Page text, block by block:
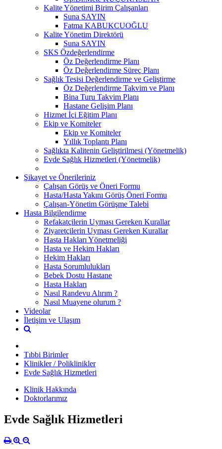
Kalite Yönetimi Birim Çalışanları
Suna SAYIN
Fatma KABUKCUOĞLU
Kalite Yönetim Direktörü
Suna SAYIN
SKS Özdeğerlendirme
Öz Değerlendirme Planı
Öz Değerlendirme Süreç Planı
Sağlık Tesisi Değerlendirme ve Geliştirme
Öz Değerlendirme Takvim ve Planı
Bina Turu Takvim Planı
Hastane Gelişim Planı
Hizmet İçi Eğitim Planı
Ekip ve Komiteler
Ekip ve Komiteler
Yıllık Toplantı Planı
Sağlıkta Kalitenin Geliştirilmesi (Yönetmelik)
Evde Sağlık Hizmetleri (Yönetmelik)
Şikayet ve Önerileriniz
Çalışan Görüş ve Öneri Formu
Hasta/Hasta Yakını Görüş Öneri Formu
Çalışan-Yönetim Görüşme Talebi
Hasta Bilgilendirme
Refakatçilerin Uyması Gereken Kurallar
Ziyaretçilerin Uyması Gereken Kurallar
Hasta Hakları Yönetmeliği
Hasta ve Hekim Hakları
Hekim Hakları
Hasta Sorumlulukları
Bebek Dostu Hastane
Hasta Hakları
Nasıl Randevu Alırım ?
Nasıl Muayene olurum ?
Videolar
İletişim ve Ulaşım
Tıbbi Birimler
Klinikler / Poliklinikler
Evde Sağlık Hizmetleri
Klinik Hakkında
Doktorlarımız
Evde Sağlık Hizmetleri